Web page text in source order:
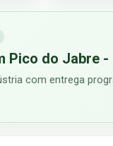
Pico do Jabre -
com entrega